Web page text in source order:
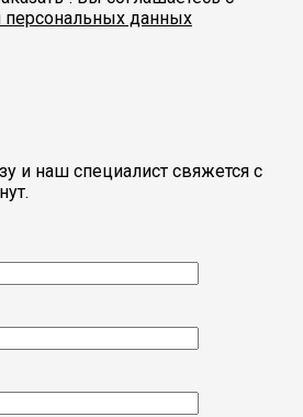
персональных данных
и наш специалист свяжется с